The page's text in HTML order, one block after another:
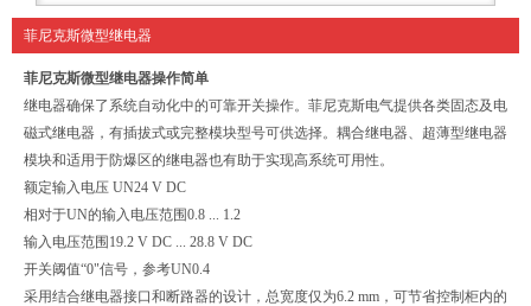
菲尼克斯微型继电器
菲尼克斯微型继电器操作简单
继电器确保了系统自动化中的可靠开关操作。菲尼克斯电气提供各类固态及电
磁式继电器，有插拔式或完整模块型号可供选择。耦合继电器、超薄型继电器
模块和适用于防爆区的继电器也有助于实现高系统可用性。
额定输入电压 UN24 V DC
相对于UN的输入电压范围0.8 ... 1.2
输入电压范围19.2 V DC ... 28.8 V DC
开关阈值“0"信号，参考UN0.4
采用结合继电器接口和断路器的设计，总宽度仅为6.2 mm，可节省控制柜内的